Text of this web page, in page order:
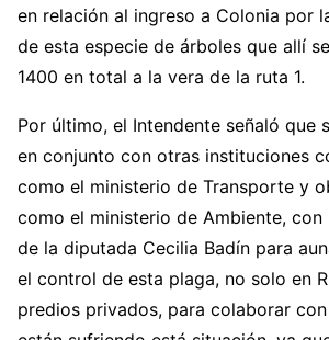
en relación al ingreso a Colonia por
de esta especie de árboles que allí
1400 en total a la vera de la ruta 1.
Por último, el Intendente señaló que
en conjunto con otras instituciones
como el ministerio de Transporte y
como el ministerio de Ambiente,
de la diputada Cecilia Badín para
el control de esta plaga, no solo en
predios privados, para colaborar